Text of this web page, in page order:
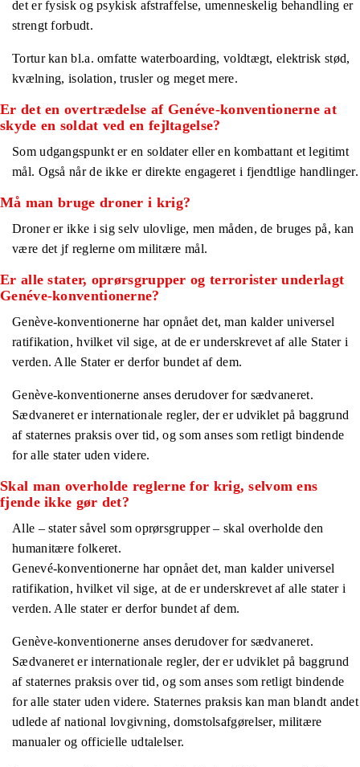
det er fysisk og psykisk afstraffelse, umenneskelig behandling er
strengt forbudt.
Tortur kan bl.a. omfatte waterboarding, voldtægt, elektrisk stød,
kvælning, isolation, trusler og meget mere.
Er det en overtrædelse af Genéve-konventionerne at
skyde en soldat ved en fejltagelse?
Som udgangspunkt er en soldater eller en kombattant et legitimt
mål. Også når de ikke er direkte engageret i fjendtlige handlinger.
Må man bruge droner i krig?
Droner er ikke i sig selv ulovlige, men måden, de bruges på, kan
være det jf reglerne om militære mål.
Er alle stater, oprørsgrupper og terrorister underlagt
Genéve-konventionerne?
Genève-konventionerne har opnået det, man kalder universel
ratifikation, hvilket vil sige, at de er underskrevet af alle Stater i
verden. Alle Stater er derfor bundet af dem.
Genève-konventionerne anses derudover for sædvaneret.
Sædvaneret er internationale regler, der er udviklet på baggrund
af staternes praksis over tid, og som anses som retligt bindende
for alle stater uden videre.
Skal man overholde reglerne for krig, selvom ens
fjende ikke gør det?
Alle – stater såvel som oprørsgrupper – skal overholde den
humanitære folkeret.
Genevé-konventionerne har opnået det, man kalder universel
ratifikation, hvilket vil sige, at de er underskrevet af alle stater i
verden. Alle stater er derfor bundet af dem.
Genève-konventionerne anses derudover for sædvaneret.
Sædvaneret er internationale regler, der er udviklet på baggrund
af staternes praksis over tid, og som anses som retligt bindende
for alle stater uden videre. Staternes praksis kan man blandt andet
udlede af national lovgivning, domstolsafgørelser, militære
manualer og officielle udtalelser.